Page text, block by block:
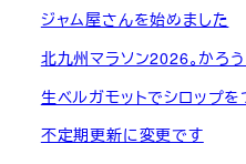
ジャム屋さんを始めました
北九州マラソン2026。かろ
生ベルガモットでシロップを
不定期更新に変更です